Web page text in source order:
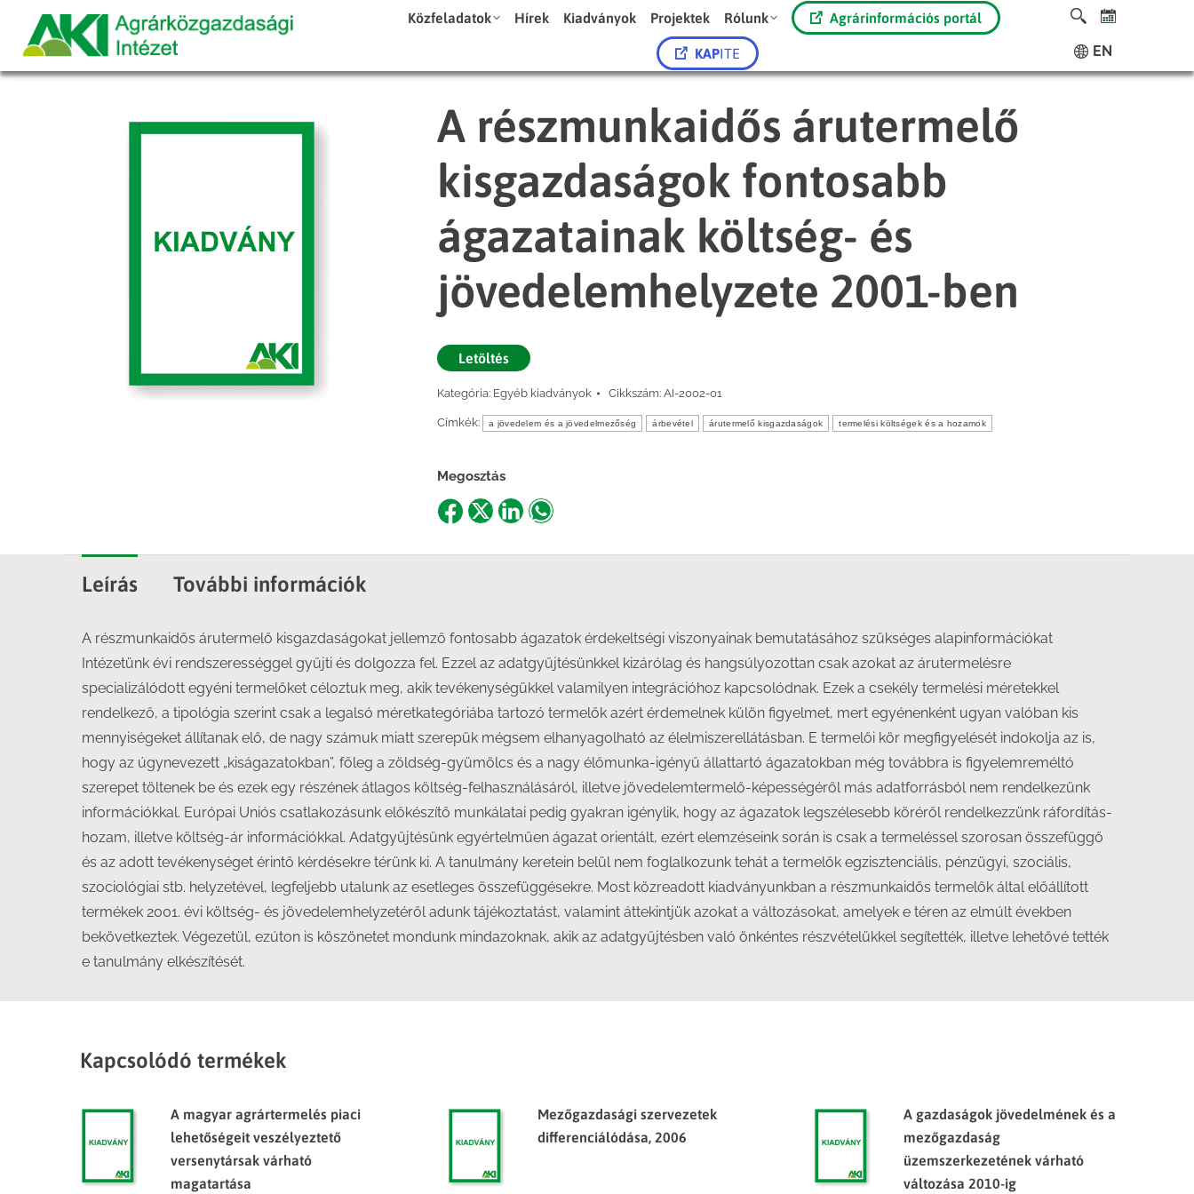
Közfeladatok Hírek Kiadványok Projektek Rólunk Agrárinformációs portál
KAPITE EN
A részmunkaidős árutermelő
kisgazdaságok fontosabb
ágazatainak költség- és
jövedelemhelyzete 2001-ben
Letöltés
Kategória: Egyéb kiadványok Cikkszám: AI-2002-01
Címkék: a jövedelem és a jövedelmezőség árbevétel árutermelő kisgazdaságok termelési költségek és a hozamok
Megosztás
ShareShareShareShare
Leírás További információk
A részmunkaidős árutermelő kisgazdaságokat jellemző fontosabb ágazatok érdekeltségi viszonyainak bemutatásához szükséges alapinformációkat
Intézetünk évi rendszerességgel gyűjti és dolgozza fel. Ezzel az adatgyűjtésünkkel kizárólag és hangsúlyozottan csak azokat az árutermelésre
specializálódott egyéni termelőket céloztuk meg, akik tevékenységükkel valamilyen integrációhoz kapcsolódnak. Ezek a csekély termelési méretekkel
rendelkező, a tipológia szerint csak a legalsó méretkategóriába tartozó termelők azért érdemelnek külön figyelmet, mert egyénenként ugyan valóban kis
mennyiségeket állítanak elő, de nagy számuk miatt szerepük mégsem elhanyagolható az élelmiszerellátásban. E termelői kör megfigyelését indokolja az is,
hogy az úgynevezett „kiságazatokban”, főleg a zöldség-gyümölcs és a nagy élőmunka-igényű állattartó ágazatokban még továbbra is figyelemreméltó
szerepet töltenek be és ezek egy részének átlagos költség-felhasználásáról, illetve jövedelemtermelő-képességéről más adatforrásból nem rendelkezünk
információkkal. Európai Uniós csatlakozásunk előkészítő munkálatai pedig gyakran igénylik, hogy az ágazatok legszélesebb köréről rendelkezzünk ráfordítás-
hozam, illetve költség-ár információkkal. Adatgyűjtésünk egyértelműen ágazat orientált, ezért elemzéseink során is csak a termeléssel szorosan összefüggő
és az adott tevékenységet érintő kérdésekre térünk ki. A tanulmány keretein belül nem foglalkozunk tehát a termelők egzisztenciális, pénzügyi, szociális,
szociológiai stb. helyzetével, legfeljebb utalunk az esetleges összefüggésekre. Most közreadott kiadványunkban a részmunkaidős termelők által előállított
termékek 2001. évi költség- és jövedelemhelyzetéről adunk tájékoztatást, valamint áttekintjük azokat a változásokat, amelyek e téren az elmúlt években
bekövetkeztek. Végezetül, ezúton is köszönetet mondunk mindazoknak, akik az adatgyűjtésben való önkéntes részvételükkel segítették, illetve lehetővé tették
e tanulmány elkészítését.
Kapcsolódó termékek
A magyar agrártermelés piaci
lehetőségeit veszélyeztető
versenytársak várható
magatartása
Mezőgazdasági szervezetek
differenciálódása, 2006
A gazdaságok jövedelmének és a
mezőgazdaság
üzemszerkezetének várható
változása 2010-ig